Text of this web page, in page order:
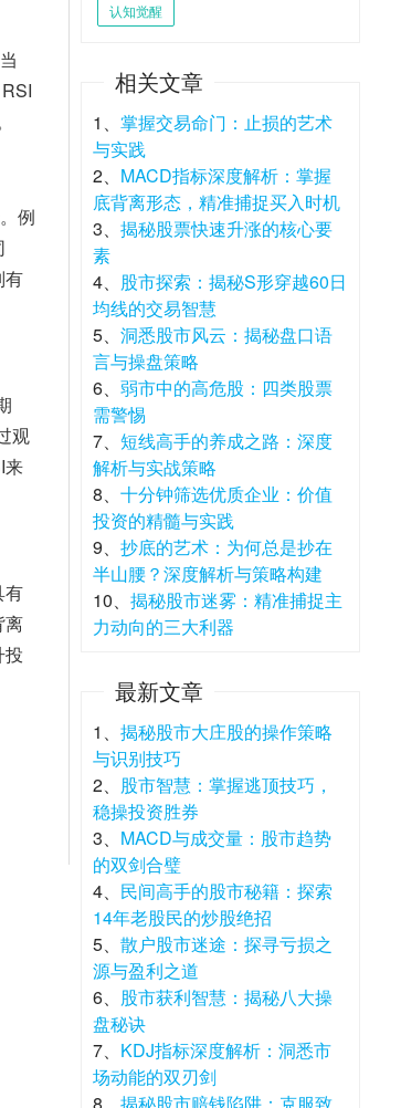
例
有
观
来
有
离
投
认知觉醒
相关文章
1、 掌握交易命门：止损的艺术
与实践
2、 MACD指标深度解析：掌握
底背离形态，精准捕捉买入时机
3、 揭秘股票快速升涨的核心要
素
4、 股市探索：揭秘S形穿越60日
均线的交易智慧
5、 洞悉股市风云：揭秘盘口语
言与操盘策略
6、 弱市中的高危股：四类股票
需警惕
7、 短线高手的养成之路：深度
解析与实战策略
8、 十分钟筛选优质企业：价值
投资的精髓与实践
9、 抄底的艺术：为何总是抄在
半山腰？深度解析与策略构建
10、 揭秘股市迷雾：精准捕捉主
力动向的三大利器
最新文章
1、 揭秘股市大庄股的操作策略
与识别技巧
2、 股市智慧：掌握逃顶技巧，
稳操投资胜券
3、 MACD与成交量：股市趋势
的双剑合璧
4、 民间高手的股市秘籍：探索
14年老股民的炒股绝招
5、 散户股市迷途：探寻亏损之
源与盈利之道
6、 股市获利智慧：揭秘八大操
盘秘诀
7、 KDJ指标深度解析：洞悉市
场动能的双刃剑